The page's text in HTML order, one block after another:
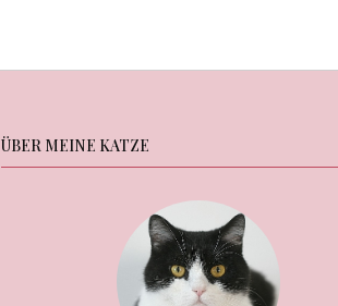
ÜBER MEINE KATZE